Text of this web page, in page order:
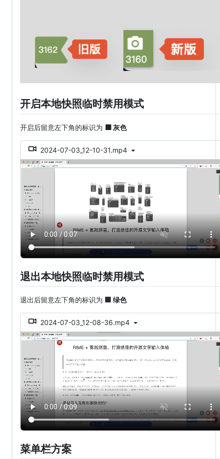
开启本地快照临时禁用模式
开启后留意左下角的标识为 ⬛️ 灰色
2024-07-03_12-10-31.mp4
退出本地快照临时禁用模式
退出后留意左下角的标识为 🟩 绿色
2024-07-03_12-08-36.mp4
菜单栏方案